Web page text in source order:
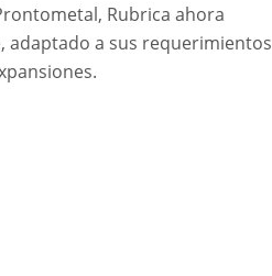
Rubrica ahora
adaptado a sus requerimientos